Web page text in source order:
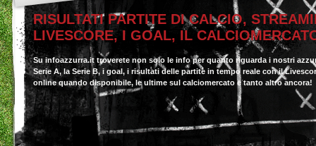
RISULTATI PARTITE DI CALCIO,
LIVESCORE, I GOAL, IL
Su infoazzurra.it troverete non solo le info per quanto riguarda i nostri
Serie A, la Serie B, i goal, i risultati delle partite in tempo reale con il
online quando disponibile, le ultime sul calciomercato e tanto altro ancora!